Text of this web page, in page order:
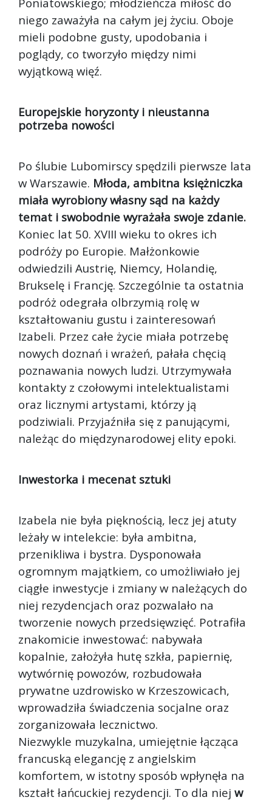
niego zaważyła na całym jej życiu. Oboje
mieli podobne gusty, upodobania i
poglądy, co tworzyło między nimi
wyjątkową więź.
Europejskie horyzonty i nieustanna
potrzeba nowości
Po ślubie Lubomirscy spędzili pierwsze lata
w Warszawie. Młoda, ambitna księżniczka
miała wyrobiony własny sąd na każdy
temat i swobodnie wyrażała swoje zdanie.
Koniec lat 50. XVIII wieku to okres ich
podróży po Europie. Małżonkowie
odwiedzili Austrię, Niemcy, Holandię,
Brukselę i Francję. Szczególnie ta ostatnia
podróż odegrała olbrzymią rolę w
kształtowaniu gustu i zainteresowań
Izabeli. Przez całe życie miała potrzebę
nowych doznań i wrażeń, pałała chęcią
poznawania nowych ludzi. Utrzymywała
kontakty z czołowymi intelektualistami
oraz licznymi artystami, którzy ją
podziwiali. Przyjaźniła się z panującymi,
należąc do międzynarodowej elity epoki.
Inwestorka i mecenat sztuki
Izabela nie była pięknością, lecz jej atuty
leżały w intelekcie: była ambitna,
przenikliwa i bystra. Dysponowała
ogromnym majątkiem, co umożliwiało jej
ciągłe inwestycje i zmiany w należących do
niej rezydencjach oraz pozwalało na
tworzenie nowych przedsięwzięć. Potrafiła
znakomicie inwestować: nabywała
kopalnie, założyła hutę szkła, papiernię,
wytwórnię powozów, rozbudowała
prywatne uzdrowisko w Krzeszowicach,
wprowadziła świadczenia socjalne oraz
zorganizowała lecznictwo.
Niezwykle muzykalna, umiejętnie łącząca
francuską elegancję z angielskim
komfortem, w istotny sposób wpłynęła na
kształt łańcuckiej rezydencji. To dla niej w